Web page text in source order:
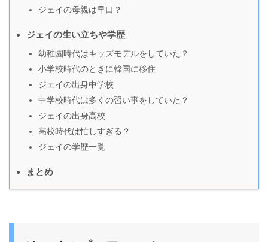
ジェイの母親は早口？
ジェイの生い立ちや学歴
幼稚園時代はキッズモデルをしていた？
小学校時代のときに韓国に移住
ジェイの出身中学校
中学校時代は多くの習い事をしていた？
ジェイの出身高校
高校時代は忙しすぎる？
ジェイの学歴一覧
まとめ